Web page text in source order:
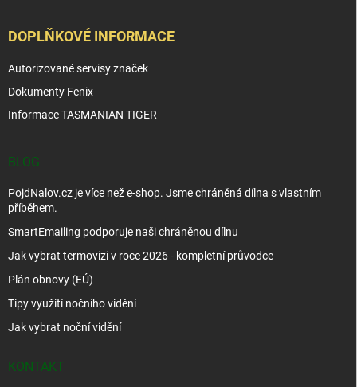
DOPLŇKOVÉ INFORMACE
Autorizované servisy značek
Dokumenty Fenix
Informace TASMANIAN TIGER
BLOG
PojdNalov.cz je více než e-shop. Jsme chráněná dílna s vlastním
příběhem.
SmartEmailing podporuje naši chráněnou dílnu
Jak vybrat termovizi v roce 2026 - kompletní průvodce
Plán obnovy (EÚ)
Tipy využití nočního vidění
Jak vybrat noční vidění
KONTAKT